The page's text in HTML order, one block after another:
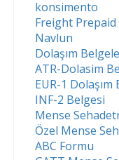
konsimento
Freight Prepaid
Navlun
Dolaşım
ATR-Dolasim
EUR-1 Dolaşım
INF-2 Belgesi
Mense
Özel Mense
ABC Formu